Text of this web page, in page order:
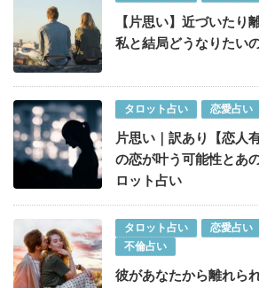
【片思い】近づいた
私と結局どうなりたい
タロット占い 恋愛占い
片思い｜訳あり【恋人
の恋が叶う可能性とあ
ロット占い
タロット占い 恋愛占い
不倫占い
彼があなたから離れら